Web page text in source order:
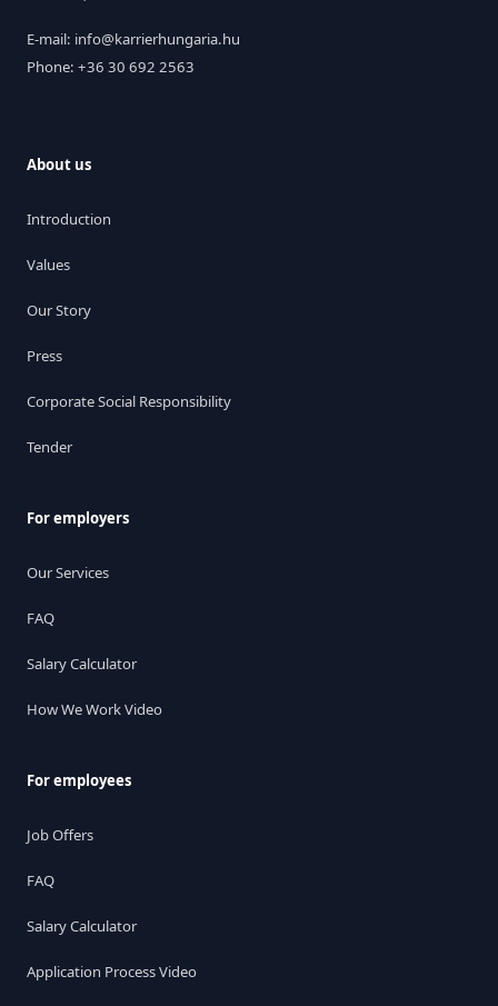
E-mail: info@karrierhungaria.hu
Phone: +36 30 692 2563
About us
Introduction
Values
Our Story
Press
Corporate Social Responsibility
Tender
For employers
Our Services
FAQ
Salary Calculator
How We Work Video
For employees
Job Offers
FAQ
Salary Calculator
Application Process Video